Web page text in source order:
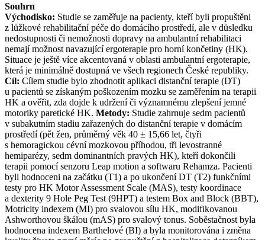
Souhrn
Východisko: Studie se zaměřuje na pacienty, kteří byli propuštěni
z lůžkové rehabilitační péče do domácího prostředí, ale v důsledku
nedostupnosti či nemožnosti dopravy na ambulantní rehabilitaci
nemají možnost navazující ergoterapie pro horní končetiny (HK).
Situace je ještě více akcentovaná v oblasti ambulantní ergoterapie,
která je minimálně dostupná ve všech regionech České republiky.
Cíl: Cílem studie bylo zhodnotit aplikaci distanční terapie (DT)
u pacientů se získaným poškozením mozku se zaměřením na terapii
HK a ověřit, zda dojde k udržení či významnému zlepšení jemné
motoriky paretické HK. Metody: Studie zahrnuje sedm pacientů
v subakutním stadiu zařazených do distanční terapie v domácím
prostředí (pět žen, průměrný věk 40 ± 15,66 let, čtyři
s hemoragickou cévní mozkovou příhodou, tři levostranné
hemiparézy, sedm dominantních pravých HK), kteří dokončili
terapii pomocí senzoru Leap motion a softwaru Rehamza. Pacienti
byli hodnoceni na začátku (T1) a po ukončení DT (T2) funkčními
testy pro HK Motor Assessment Scale (MAS), testy koordinace
a dexterity 9 Hole Peg Test (9HPT) a testem Box and Block (BBT),
Motricity indexem (MI) pro svalovou sílu HK, modifikovanou
Ashworthovou škálou (mAS) pro svalový tonus. Soběstačnost byla
hodnocena indexem Barthelové (BI) a byla monitorována i změna